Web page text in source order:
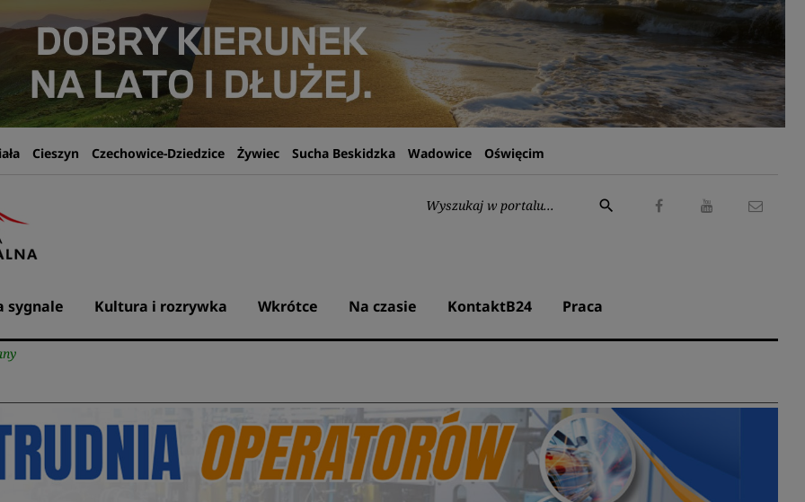
Cieszyn Czechowice-Dziedzice Żywiec Sucha Beskidzka Wadowice Oświęcim
Wyszukaj:
search
sygnale Kultura i rozrywka Wkrótce Na czasie KontaktB24 Praca